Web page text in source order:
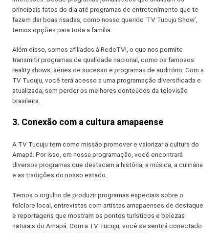
principais fatos do dia até programas de entretenimento que te
fazem dar boas risadas, como nosso querido ‘TV Tucuju Show’,
temos opções para toda a família.
Além disso, somos afiliados à RedeTV!, o que nos permite
transmitir programas de qualidade nacional, como os famosos
reality shows, séries de sucesso e programas de auditório. Com a
TV Tucuju, você terá acesso a uma programação diversificada e
atualizada, sem perder os melhores conteúdos da televisão
brasileira.
3. Conexão com a cultura amapaense
A TV Tucuju tem como missão promover e valorizar a cultura do
Amapá. Por isso, em nossa programação, você encontrará
diversos programas que destacam a história, a música, a culinária
e as tradições do nosso estado.
Temos o orgulho de produzir programas especiais sobre o
folclore local, entrevistas com artistas amapaenses de destaque
e reportagens que mostram os pontos turísticos e belezas
naturais do Amapá. Com a TV Tucuju, você se sentirá conectado